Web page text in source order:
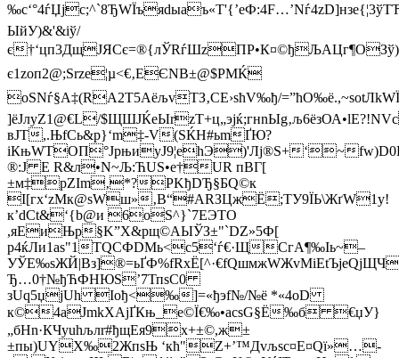
ЫйУ)&'&iў/
є
є1zоп2@;Srze¦µ<€‚EЄNB±@$РMЌ
oЅNѓ§А‡(RА2Т5AёљvTЗ‚СЕ›sћV‰ђ/
]ёЈлуZ1@€L/
вJТ,.ЊfCь&р}‘m‡-V(ЅЌH#ьmҐЮ?
іКњWTOП°JpњиyЈ9¦ehЭ)'Лj®Ѕ+‘~
®:Ј Е R&л•N~Љ:ЋUЅ•e†UR пВГ[
±м‡рZIm‚*?PKђDЂ§БQ©к
І[гх‘zМк@ѕWш»‚В“#ARЗЦжЁ;ТУ9ЇЬ\ЖґW1у!
к’dСt&‘{b@и 6оS^}`7ЕЭTO
,яEиЊp§K”Х&рщ©AЫЎЗ±"`DZ»5Ф[
р4ќЛи1аѕ"1ТQСФDMь<c5‘­ѓ€·ЩСгA¶‰Іь~–
Ђ…0†№ђЋФНЮS’7ТпsС0
зUq5џjUh Іођ<‰]=«ђэf№/№ё *«4oD
к©4аЈmkXА­jҐКњ_e©Ї€‰•ас­sG§Ё‰б €џУ}
„бHn·КЧуuhљлr#ђщЕя9х­+±©,ж±
±пы)UYХ‰2ЖпsЊ ‘кћ"Z+’™Дvљѕc¤E¤Qї»…-